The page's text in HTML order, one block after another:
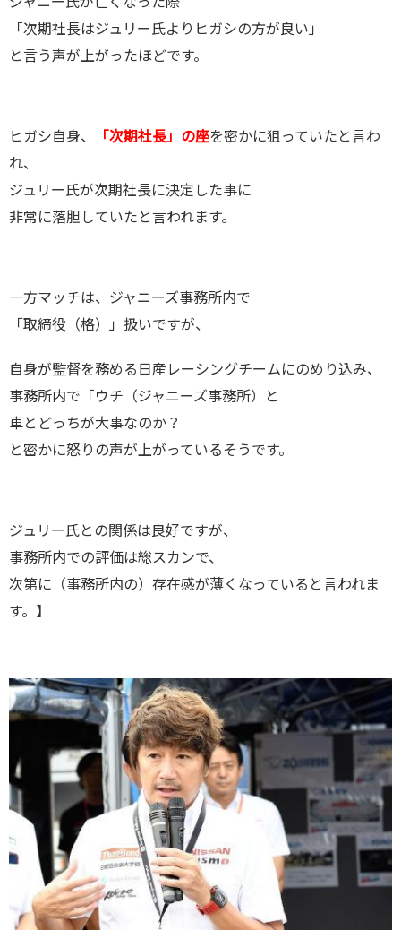
「次期社長はジュリー氏よりヒガシの方が良い」
と言う声が上がったほどです。
ヒガシ自身、 「次期社長」の座を密かに狙っていたと言わ
れ、
ジュリー氏が次期社長に決定した事に
非常に落胆していたと言われます。
一方マッチは、ジャニーズ事務所内で
「取締役（格）」扱いですが、
自身が監督を務める日産レーシングチームにのめり込み、
事務所内で「ウチ（ジャニーズ事務所）と
車とどっちが大事なのか？
と密かに怒りの声が上がっているそうです。
ジュリー氏との関係は良好ですが、
事務所内での評価は総スカンで、
次第に（事務所内の）存在感が薄くなっていると言われま
す。】